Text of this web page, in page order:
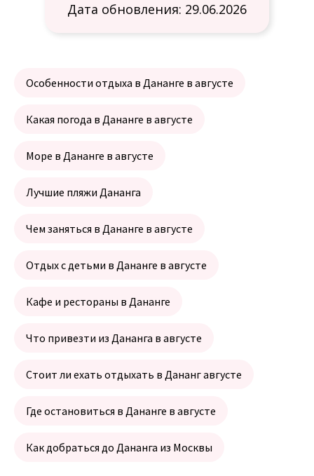
Дата обновления: 29.06.2026
Особенности отдыха в Дананге в августе
Какая погода в Дананге в августе
Море в Дананге в августе
Лучшие пляжи Дананга
Чем заняться в Дананге в августе
Отдых с детьми в Дананге в августе
Кафе и рестораны в Дананге
Что привезти из Дананга в августе
Стоит ли ехать отдыхать в Дананг августе
Где остановиться в Дананге в августе
Как добраться до Дананга из Москвы